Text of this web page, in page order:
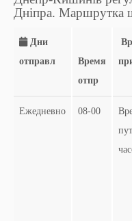
Дніпра. Маршрутка
Дни
отправл
Время
отпр
Ежедневно 08-00